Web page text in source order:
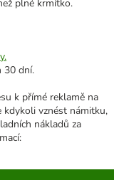
plné krmítko.
30 dní.
k přímé reklamě na
kdykoli vznést námitku,
nákladů za